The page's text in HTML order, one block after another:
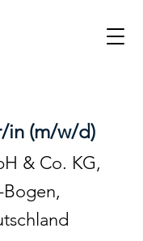
in (m/w/d)
& Co. KG,
Bogen,